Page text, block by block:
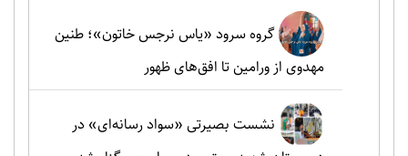
گروه سرود «یاس نرجس خاتون»؛ طنین
مهدوی از ورامین تا افق‌های ظهور
نشست بصیرتی «سواد رسانه‌ای» در